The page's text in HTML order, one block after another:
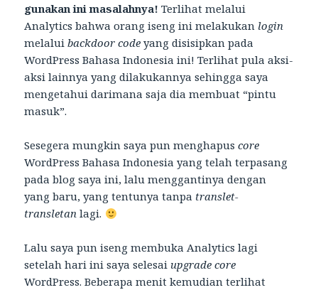
gunakan ini masalahnya! Terlihat melalui
Analytics bahwa orang iseng ini melakukan login
melaluibackdoor code yang disisipkan pada
WordPress Bahasa Indonesia ini! Terlihat pula aksi-
aksi lainnya yang dilakukannya sehingga saya
mengetahui darimana saja dia membuat “pintu
masuk”.
Sesegera mungkin saya pun menghapuscore
WordPress Bahasa Indonesia yang telah terpasang
pada blog saya ini, lalu menggantinya dengan
yang baru, yang tentunya tanpa translet-
transletanlagi.
Lalu saya pun iseng membuka Analytics lagi
setelah hari ini saya selesai upgrade core
WordPress. Beberapa menit kemudian terlihat